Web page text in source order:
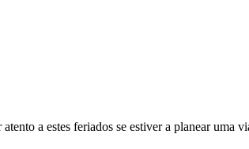
a estes feriados se estiver a planear uma